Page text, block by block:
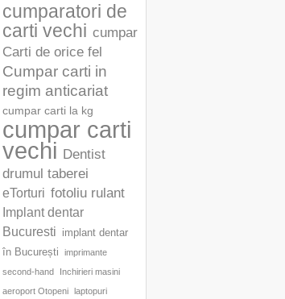
cumparatori de
carti vechi cumpar
Carti de orice fel
Cumpar carti in
regim anticariat
cumpar carti la kg
cumpar carti
vechi Dentist
drumul taberei
eTorturi fotoliu rulant
Implant dentar
Bucuresti
implant dentar
în București
imprimante
second-hand
Inchirieri masini
aeroport Otopeni laptopuri